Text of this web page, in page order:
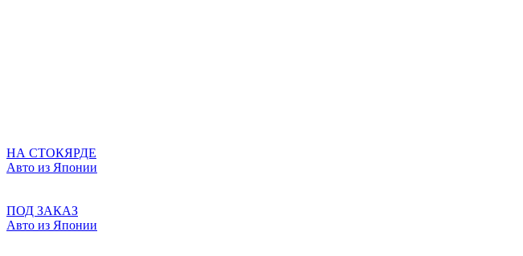
НА СТОКЯРДЕ
Авто из Японии
ПОД ЗАКАЗ
Авто из Японии